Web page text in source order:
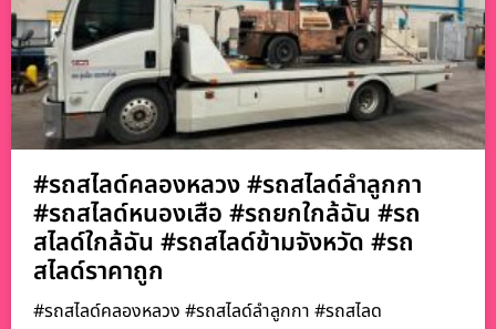
#รถสไลด์คลองหลวง #รถสไลด์ลำลูกกา
#รถสไลด์หนองเสือ #รถยกใกล้ฉัน #รถ
สไลด์ใกล้ฉัน #รถสไลด์ข้ามจังหวัด #รถ
สไลด์ราคาถูก
#รถสไลด์คลองหลวง #รถสไลด์ลำลูกกา #รถสไลด